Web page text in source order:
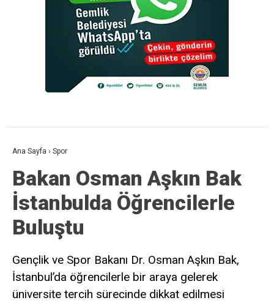
Ana Sayfa › Spor
Bakan Osman Aşkın Bak
İstanbulda Öğrencilerle
Buluştu
Gençlik ve Spor Bakanı Dr. Osman Aşkın Bak,
İstanbul’da öğrencilerle bir araya gelerek
üniversite tercih sürecinde dikkat edilmesi